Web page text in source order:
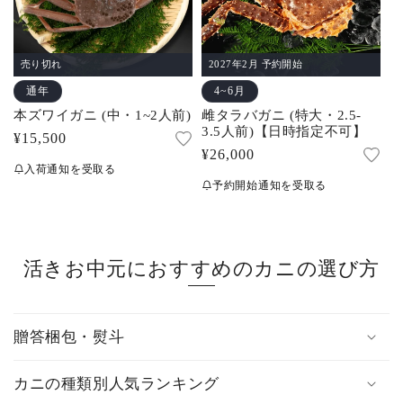
売り切れ
通年
本ズワイガニ (中・1~2人前)
通
¥15,500
入荷通知を受取る
2027年2月 予約開始
4~6月
雌タラバガニ (特大・2.5-
3.5人前)【日時指定不可】
通
¥26,000
予約開始通知を受取る
活きお中元におすすめのカニの選び方
贈答梱包・熨斗
カニの種類別人気ランキング